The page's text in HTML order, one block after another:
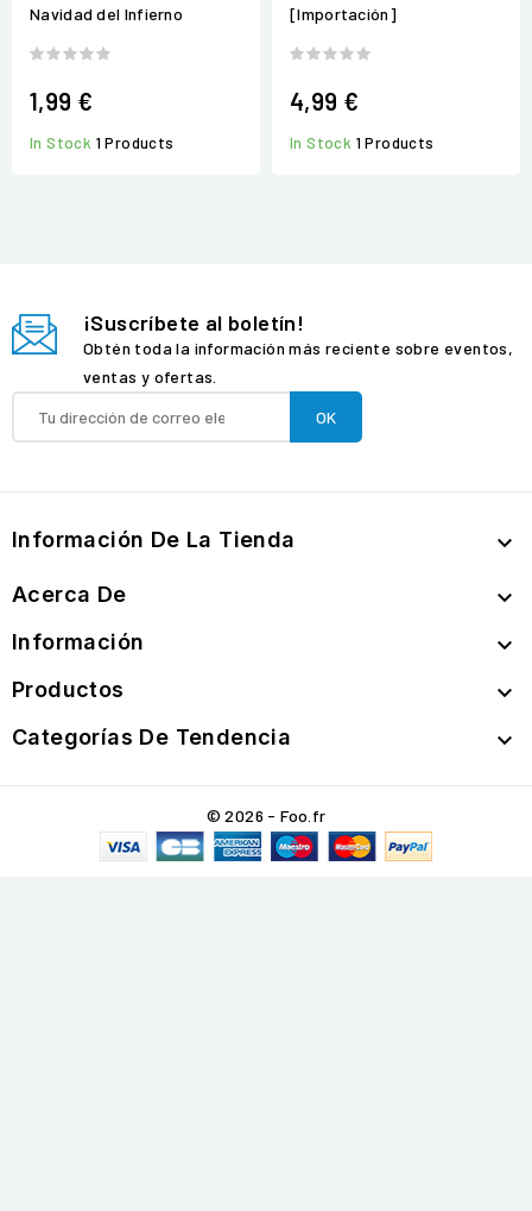
Navidad del Infierno
1,99 €
In Stock 1 Products
[Importación]
4,99 €
In Stock 1 Products
¡Suscríbete al boletín!
Obtén toda la información más reciente sobre eventos,
ventas y ofertas.
Información De La Tienda 
Acerca De 
Información 
Productos 
Categorías De Tendencia 
© 2026 - Foo.fr